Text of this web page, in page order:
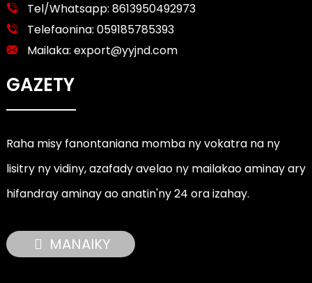
Tel/Whatsapp: 8613950492973
Telefaonina: 059185785393
Mailaka: export@yyjnd.com
GAZETY
Raha misy fanontaniana momba ny vokatra na ny
lisitry ny vidiny, azafady avelao ny mailakao aminay ary
hifandray aminay ao anatin'ny 24 ora izahay.
MANAIKY